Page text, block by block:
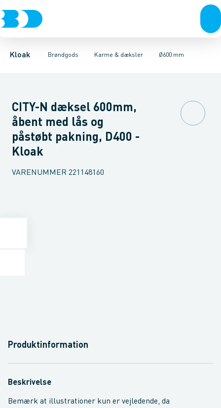
Kloak Brøndgods
Rør & fittingsBrønde BrøndgodsLinjeafvandingTanke,
Karme & dæksler
Kegler, dæksler & topringeKarme & dækslerØ600 mm
Ø280 mm Ø315 mmØ400 mmØ425 mmØ600 mm Ø800 mm
CITY-N dæksel 600mm,
åbent med lås og
påstøbt pakning, D400 -
Kloak
VARENUMMER 221148160
Produktinformation
Beskrivelse
Bemærk at illustrationer kun er vejledende, da